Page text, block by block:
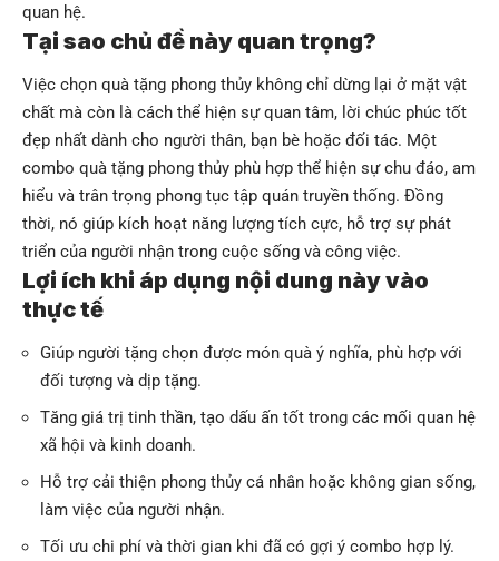
quan hệ.
Tại sao chủ đề này quan trọng?
Việc chọn quà tặng phong thủy không chỉ dừng lại ở mặt vật
chất mà còn là cách thể hiện sự quan tâm, lời chúc phúc tốt
đẹp nhất dành cho người thân, bạn bè hoặc đối tác. Một
combo quà tặng phong thủy phù hợp thể hiện sự chu đáo, am
hiểu và trân trọng phong tục tập quán truyền thống. Đồng
thời, nó giúp kích hoạt năng lượng tích cực, hỗ trợ sự phát
triển của người nhận trong cuộc sống và công việc.
Lợi ích khi áp dụng nội dung này vào
thực tế
Giúp người tặng chọn được món quà ý nghĩa, phù hợp với
đối tượng và dịp tặng.
Tăng giá trị tinh thần, tạo dấu ấn tốt trong các mối quan hệ
xã hội và kinh doanh.
Hỗ trợ cải thiện phong thủy cá nhân hoặc không gian sống,
làm việc của người nhận.
Tối ưu chi phí và thời gian khi đã có gợi ý combo hợp lý.